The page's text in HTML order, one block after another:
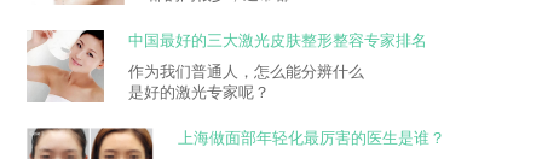
中国最好的三大激光皮肤整形整容专家排名
作为我们普通人，怎么能分辨什么
是好的激光专家呢？
上海做面部年轻化最厉害的医生是谁？